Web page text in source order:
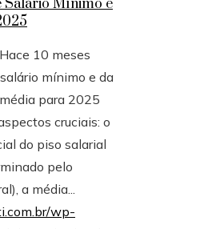
Salário Mínimo e
Hace 10 meses
mínimo e da
para 2025
cruciais: o
do piso salarial
pelo
a média...